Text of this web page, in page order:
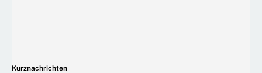
Kurznachrichten